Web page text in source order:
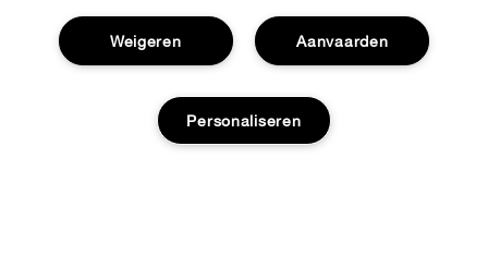
Aanvaarden
Weigeren
Personaliseren